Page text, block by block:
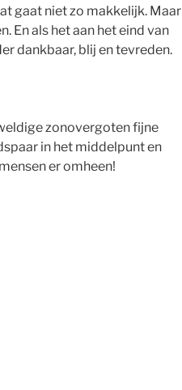
gaat niet zo makkelijk. Maar
En als het aan het eind van
dankbaar, blij en tevreden.
zonovergoten fijne
in het middelpunt en
er omheen!